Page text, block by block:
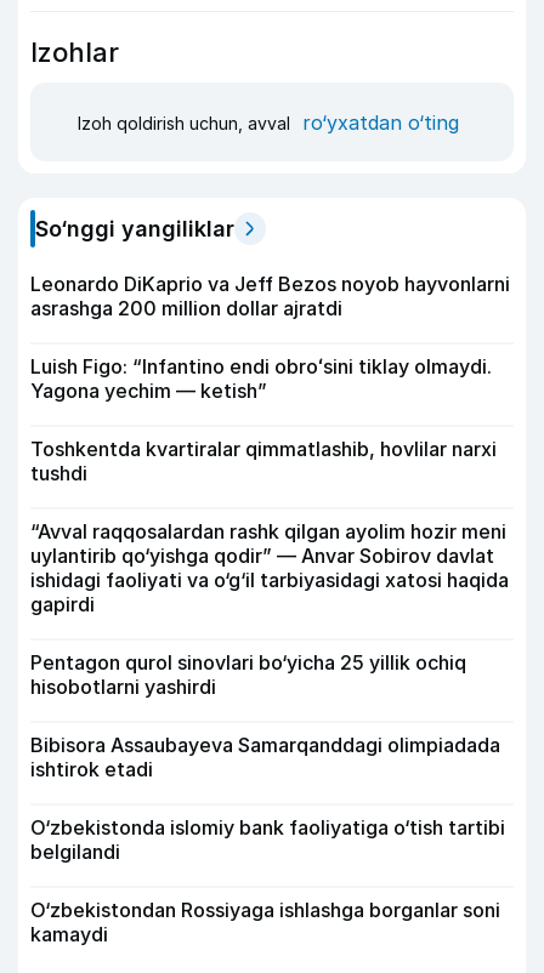
Izohlar
Izoh qoldirish uchun, avval ro‘yxatdan o‘ting
So‘nggi yangiliklar
Leonardo DiKaprio va Jeff Bezos noyob hayvonlarni
asrashga 200 million dollar ajratdi
Luish Figo: “Infantino endi obroʻsini tiklay olmaydi.
Yagona yechim — ketish”
Toshkentda kvartiralar qimmatlashib, hovlilar narxi
tushdi
“Avval raqqosalardan rashk qilgan ayolim hozir meni
uylantirib qo‘yishga qodir” — Anvar Sobirov davlat
ishidagi faoliyati va o‘g‘il tarbiyasidagi xatosi haqida
gapirdi
Pentagon qurol sinovlari bo‘yicha 25 yillik ochiq
hisobotlarni yashirdi
Bibisora Assaubayeva Samarqanddagi olimpiadada
ishtirok etadi
O‘zbekistonda islomiy bank faoliyatiga o‘tish tartibi
belgilandi
O‘zbekistondan Rossiyaga ishlashga borganlar soni
kamaydi